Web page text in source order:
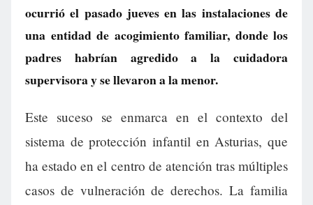
ocurrió el pasado jueves en las instalaciones de
una entidad de acogimiento familiar, donde los
padres habrían agredido a la cuidadora
supervisora y se llevaron a la menor.
Este suceso se enmarca en el contexto del
sistema de protección infantil en Asturias, que
ha estado en el centro de atención tras múltiples
casos de vulneración de derechos. La familia